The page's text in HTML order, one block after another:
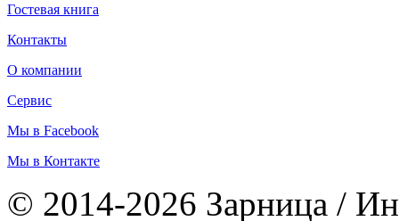
Гостевая книга
Контакты
О компании
Сервис
Мы в Facebook
Мы в Контакте
© 2014-2026 Зарница /